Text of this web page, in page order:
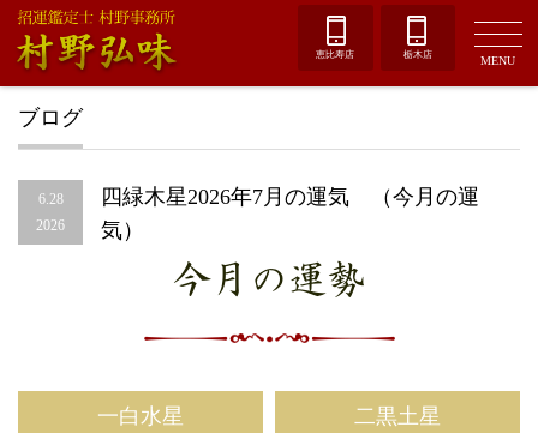
恵比寿店 栃木店 MENU
ブログ
6.28
2026
四緑木星2026年7月の運気 （今月の運
気）
今月の運勢
一白水星 二黒土星